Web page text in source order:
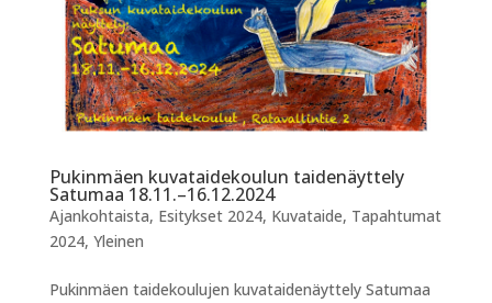
Pukinmäen kuvataidekoulun taidenäyttely
Satumaa 18.11.–16.12.2024
Ajankohtaista, Esitykset 2024, Kuvataide, Tapahtumat
2024, Yleinen
Pukinmäen taidekoulujen kuvataidenäyttely Satumaa